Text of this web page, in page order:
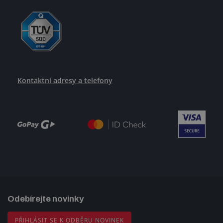
Kontaktní adresy a telefony
Odebírejte novinky
PŘIHLÁSIT SE K ODBĚRU NOVINEK